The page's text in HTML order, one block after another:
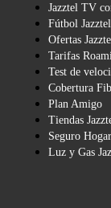
Jazztel TV
Fútbol Jazztel
Ofertas
Tarifas
Test de
Cobertura
Plan Amigo
Tiendas
Seguro Hogar
Luz y Gas